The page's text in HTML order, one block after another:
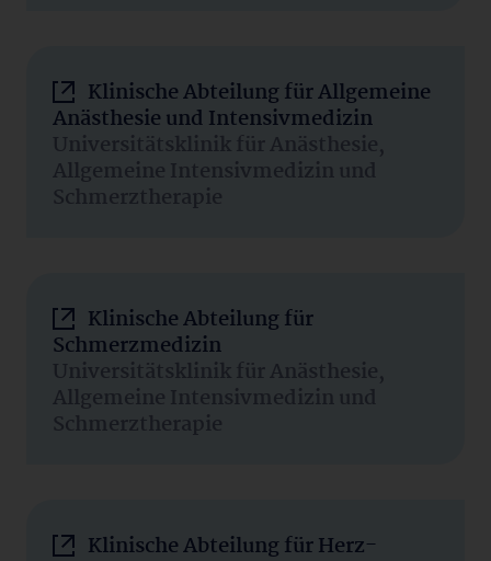
Klinische Abteilung für Allgemeine
Anästhesie und Intensivmedizin
Universitätsklinik für Anästhesie,
Allgemeine Intensivmedizin und
Schmerztherapie
Klinische Abteilung für
Schmerzmedizin
Universitätsklinik für Anästhesie,
Allgemeine Intensivmedizin und
Schmerztherapie
Klinische Abteilung für Herz-